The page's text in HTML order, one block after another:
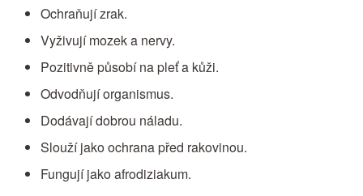
Ochraňují zrak.
Vyživují mozek a nervy.
Pozitivně působí na pleť a kůži.
Odvodňují organismus.
Dodávají dobrou náladu.
Slouží jako ochrana před rakovinou.
Fungují jako afrodiziakum.